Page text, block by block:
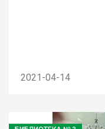
2021-04-14